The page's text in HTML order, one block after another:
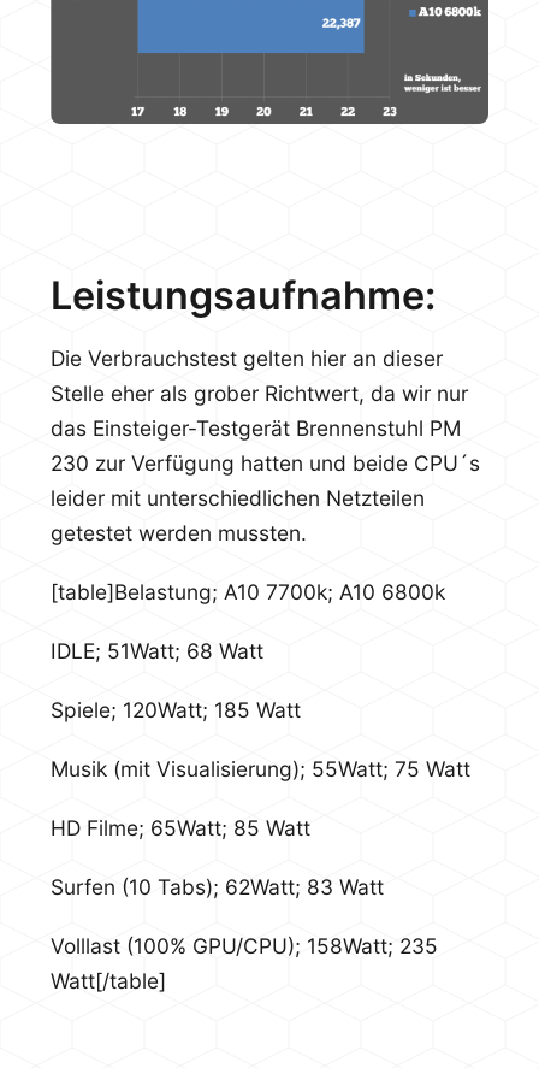
Leistungsaufnahme:
Die Verbrauchstest gelten hier an dieser
Stelle eher als grober Richtwert, da wir nur
das Einsteiger-Testgerät Brennenstuhl PM
230 zur Verfügung hatten und beide CPU´s
leider mit unterschiedlichen Netzteilen
getestet werden mussten.
[table]Belastung; A10 7700k; A10 6800k
IDLE; 51Watt; 68 Watt
Spiele; 120Watt; 185 Watt
Musik (mit Visualisierung); 55Watt; 75 Watt
HD Filme; 65Watt; 85 Watt
Surfen (10 Tabs); 62Watt; 83 Watt
Volllast (100% GPU/CPU); 158Watt; 235
Watt[/table]